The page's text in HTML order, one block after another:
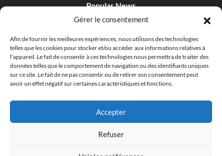
Gérer le consentement
Afin de fournir les meilleures expériences, nous utilisons des technologies
telles que les cookies pour stocker et/ou accéder aux informations relatives à
l'appareil. Le fait de consentir à ces technologies nous permettra de traiter des
données telles que le comportement de navigation ou des identifiants uniques
sur ce site. Le fait de ne pas consentir ou de retirer son consentement peut
avoir un effet négatif sur certaines caractéristiques et fonctions.
Accepter
Refuser
Popular News
Popular Editorials
Popular Free Games
LATEST UPDATES
© 1998 - 2026 MegaGames.com All rights reserved